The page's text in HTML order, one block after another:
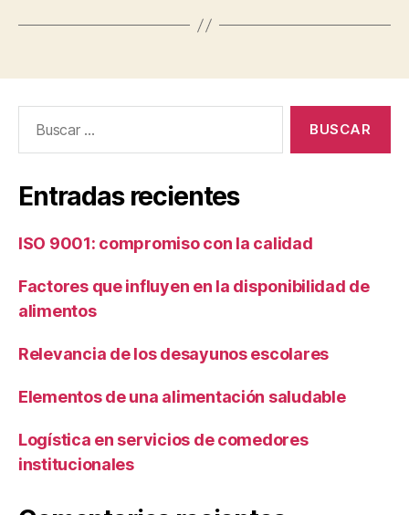
Entradas recientes
ISO 9001: compromiso con la calidad
Factores que influyen en la disponibilidad de
alimentos
Relevancia de los desayunos escolares
Elementos de una alimentación saludable
Logística en servicios de comedores
institucionales